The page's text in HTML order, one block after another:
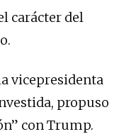
carácter del
vicepresidenta
propuso
con Trump.